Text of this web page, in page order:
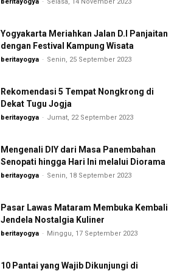
Yogyakarta Meriahkan Jalan D.I Panjaitan
dengan Festival Kampung Wisata
beritayogya - Senin, 25 September 2023
Rekomendasi 5 Tempat Nongkrong di
Dekat Tugu Jogja
beritayogya - Jumat, 22 September 2023
Mengenali DIY dari Masa Panembahan
Senopati hingga Hari Ini melalui Diorama
beritayogya - Senin, 18 September 2023
Pasar Lawas Mataram Membuka Kembali
Jendela Nostalgia Kuliner
beritayogya - Minggu, 17 September 2023
10 Pantai yang Wajib Dikunjungi di